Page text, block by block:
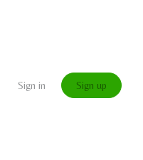
Sign in Sign up